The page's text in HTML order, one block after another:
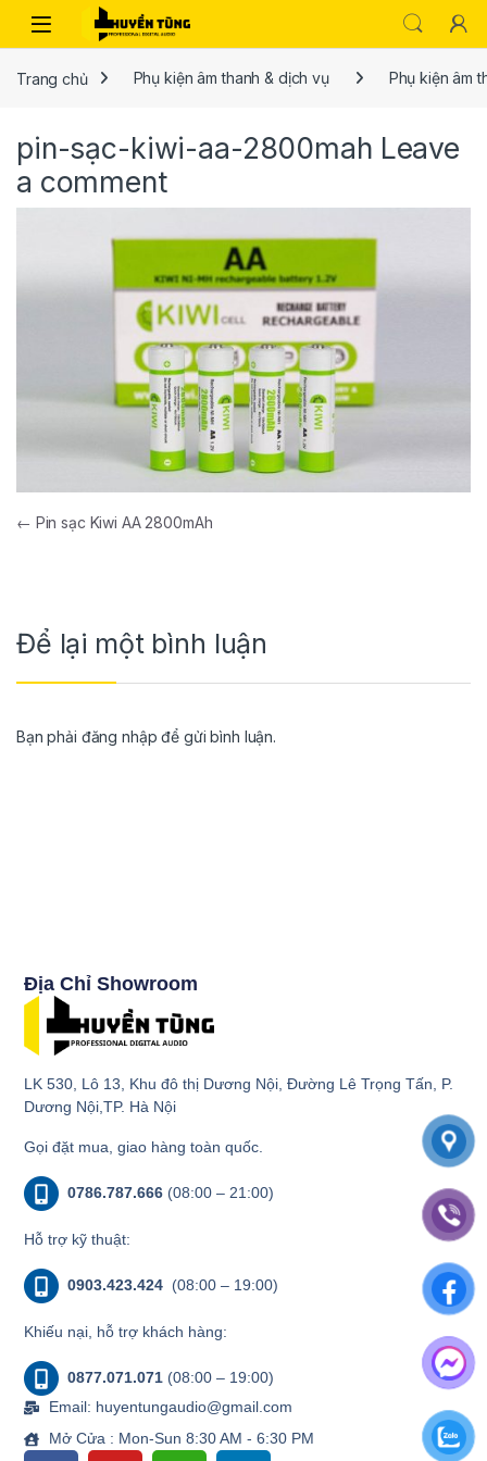
Trang chủ Phụ kiện âm thanh & dịch vụ Phụ kiện âm
pin-sạc-kiwi-aa-2800mah Leave
a comment
← Pin sạc Kiwi AA 2800mAh
Để lại một bình luận
Bạn phải đăng nhập để gửi bình luận.
Địa Chỉ Showroom
LK 530, Lô 13, Khu đô thị Dương Nội, Đường Lê Trọng Tấn, P.
Dương Nội,TP. Hà Nội
Gọi đặt mua, giao hàng toàn quốc.
0786.787.666 (08:00 – 21:00)
Hỗ trợ kỹ thuật:
0903.423.424 (08:00 – 19:00)
Khiếu nại, hỗ trợ khách hàng:
0877.071.071 (08:00 – 19:00)
Email: huyentungaudio@gmail.com
Mở Cửa : Mon-Sun 8:30 AM - 6:30 PM